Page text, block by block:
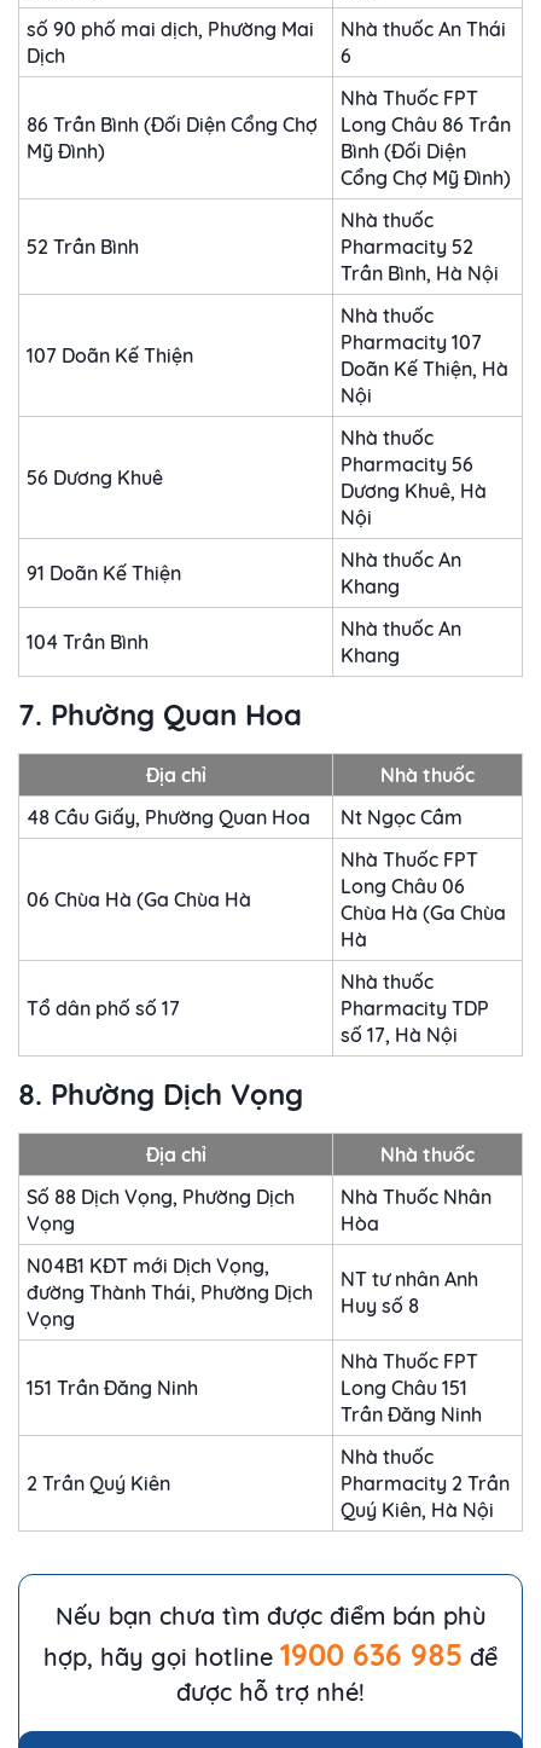
số 90 phố mai dịch, Phường Mai
Dịch
Nhà thuốc An Thái
6
86 Trần Bình (Đối Diện Cổng Chợ
Mỹ Đình)
Nhà Thuốc FPT
Long Châu 86 Trần
Bình (Đối Diện
Cổng Chợ Mỹ Đình)
52 Trần Bình
Nhà thuốc
Pharmacity 52
Trần Bình, Hà Nội
107 Doãn Kế Thiện
Nhà thuốc
Pharmacity 107
Doãn Kế Thiện, Hà
Nội
56 Dương Khuê
Nhà thuốc
Pharmacity 56
Dương Khuê, Hà
Nội
91 Doãn Kế Thiện
Nhà thuốc An
Khang
104 Trần Bình
Nhà thuốc An
Khang
7. Phường Quan Hoa
Địa chỉ
Nhà thuốc
48 Cầu Giấy, Phường Quan Hoa
Nt Ngọc Cầm
06 Chùa Hà (Ga Chùa Hà
Nhà Thuốc FPT
Long Châu 06
Chùa Hà (Ga Chùa
Hà
Tổ dân phố số 17
Nhà thuốc
Pharmacity TDP
số 17, Hà Nội
8. Phường Dịch Vọng
Địa chỉ
Nhà thuốc
Số 88 Dịch Vọng, Phường Dịch
Vọng
Nhà Thuốc Nhân
Hòa
N04B1 KĐT mới Dịch Vọng,
đường Thành Thái, Phường Dịch
Vọng
NT tư nhân Anh
Huy số 8
151 Trần Đăng Ninh
Nhà Thuốc FPT
Long Châu 151
Trần Đăng Ninh
2 Trần Quý Kiên
Nhà thuốc
Pharmacity 2 Trần
Quý Kiên, Hà Nội
Nếu bạn chưa tìm được điểm bán phù
hợp, hãy gọi hotline 1900 636 985 để
được hỗ trợ nhé!